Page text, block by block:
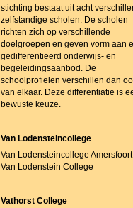
stichting bestaat uit acht
zelfstandige scholen. De scholen
richten zich op verschillende
doelgroepen en geven vorm aan
gedifferentieerd onderwijs- en
begeleidingsaanbod. De
schoolprofielen verschillen dan
van elkaar. Deze differentiatie is
bewuste keuze.
Van Lodensteincollege
Van Lodensteincollege
Van Lodenstein College
Vathorst College